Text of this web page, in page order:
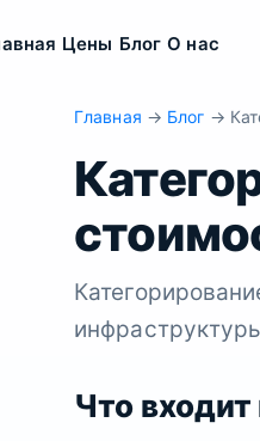
Цены Блог О нас
Главная → Блог →
Что входит